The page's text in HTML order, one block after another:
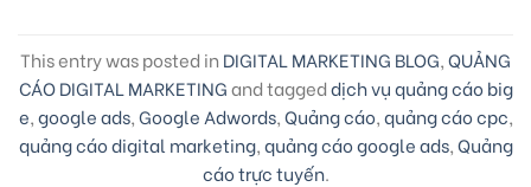
This entry was posted in DIGITAL MARKETING BLOG,QUẢNG
CÁO DIGITAL MARKETINGand taggeddịch vụ quảng cáo big
e,google ads,Google Adwords,Quảng cáo,quảng cáo cpc,
quảng cáo digital marketing,quảng cáo google ads,Quảng
cáo trực tuyến.